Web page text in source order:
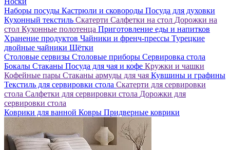
Наборы посуды Кастрюли и сковороды Посуда для духовки
Кухонный текстиль Скатерти Салфетки на стол Дорожки на
стол Кухонные полотенца Приготовление еды и напитков
Хранение продуктов Чайники и френч-прессы Турецкие
двойные чайники Щётки
Столовые сервизы Столовые приборы Сервировка стола
Бокалы Стаканы Посуда для чая и кофе Кружки и чашки
Кофейные пары Стаканы армуды для чая Кувшины и графины
Текстиль для сервировки стола Скатерти для сервировки
стола Салфетки для сервировки стола Дорожки для
сервировки стола
Коврики для ванной Ковры Придверные коврики